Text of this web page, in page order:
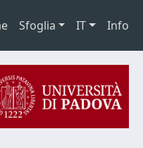
Sfoglia IT Info